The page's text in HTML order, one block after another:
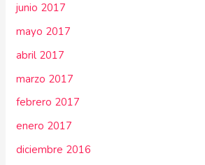
junio 2017
mayo 2017
abril 2017
marzo 2017
febrero 2017
enero 2017
diciembre 2016